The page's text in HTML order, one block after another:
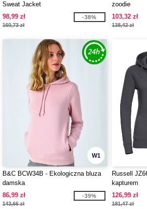
Sweat Jacket
98,99 zł
160,73 zł
-38%
zoodie
103,32 zł
138,42 zł
W1
B&C BCW34B - Ekologiczna bluza
damska
86,99 zł
143,66 zł
-39%
Russell
kapturem
126,99 zł
181,47 zł